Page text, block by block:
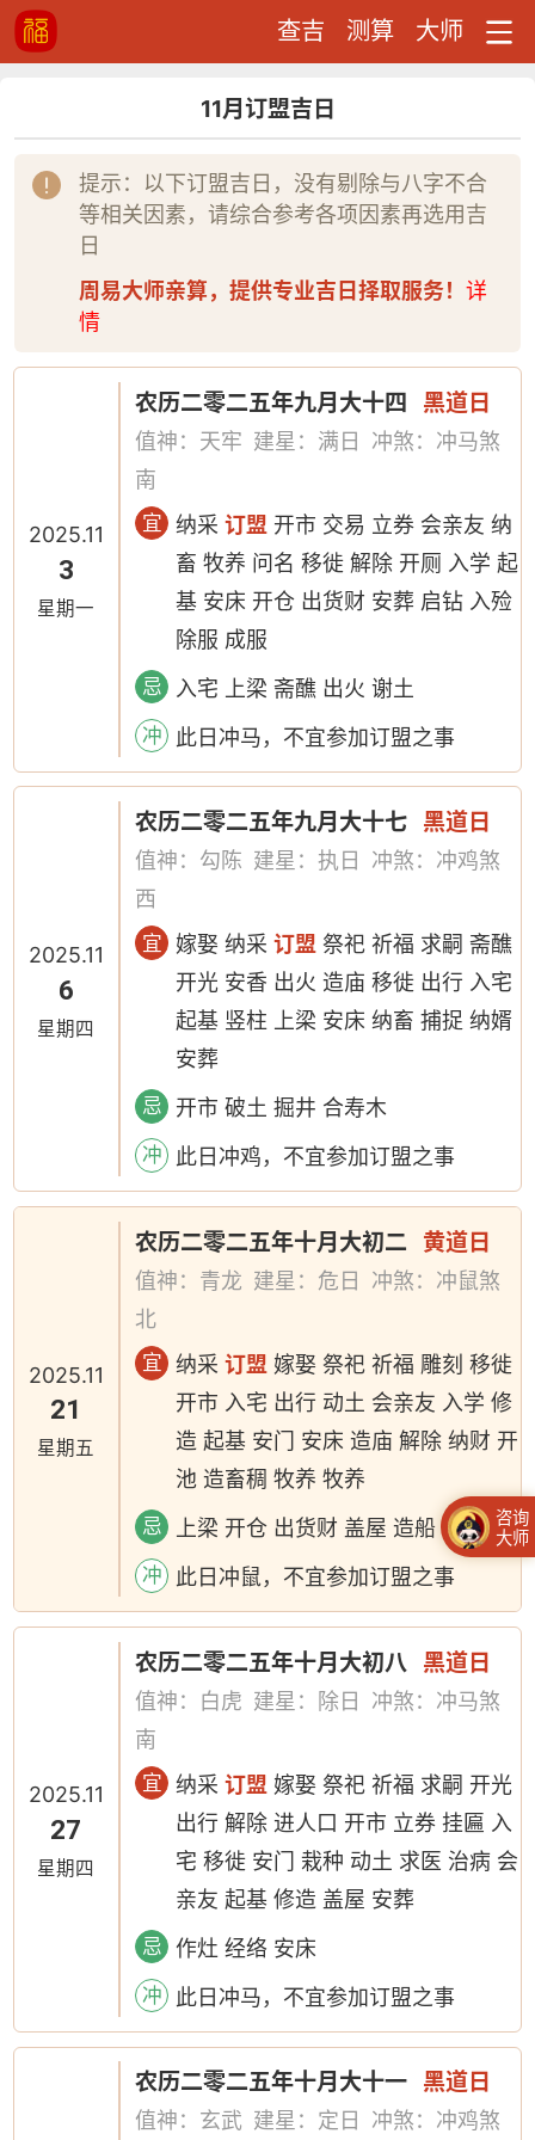
查吉 测算 大师
11月订盟吉日
提示：以下订盟吉日，没有剔除与八字不合
等相关因素，请综合参考各项因素再选用吉
日
周易大师亲算，提供专业吉日择取服务！ 详
情
2025.11
3
星期一
农历二零二五年九月大十四 黑道日
值神：天牢 建星：满日
冲煞：冲马煞
南
宜 纳采订盟 开市 交易 立券 会亲友 纳
畜 牧养 问名 移徙 解除 开厕 入学 起
基 安床 开仓 出货财 安葬 启钻 入殓
除服 成服
忌 入宅 上梁 斋醮 出火 谢土
冲 此日冲马，不宜参加订盟之事
2025.11
6
星期四
农历二零二五年九月大十七 黑道日
值神：勾陈 建星：执日
冲煞：冲鸡煞
西
宜 嫁娶 纳采订盟 祭祀 祈福 求嗣 斋醮
开光 安香 出火 造庙 移徙 出行 入宅
起基 竖柱 上梁 安床 纳畜 捕捉 纳婿
安葬
忌 开市 破土 掘井 合寿木
冲 此日冲鸡，不宜参加订盟之事
2025.11
21
星期五
农历二零二五年十月大初二 黄道日
值神：青龙 建星：危日
冲煞：冲鼠煞
北
宜 纳采订盟 嫁娶 祭祀 祈福 雕刻 移徙
开市 入宅 出行 动土 会亲友 入学 修
造 起基 安门 安床 造庙 解除 纳财 开
池 造畜稠 牧养 牧养
忌 上梁 开仓 出货财 盖屋 造船
冲 此日冲鼠，不宜参加订盟之事
2025.11
27
星期四
农历二零二五年十月大初八 黑道日
值神：白虎 建星：除日
冲煞：冲马煞
南
宜 纳采订盟 嫁娶 祭祀 祈福 求嗣 开光
出行 解除 进人口 开市 立券 挂匾 入
宅 移徙 安门 栽种 动土 求医 治病 会
亲友 起基 修造 盖屋 安葬
忌 作灶 经络 安床
冲 此日冲马，不宜参加订盟之事
农历二零二五年十月大十一 黑道日
值神：玄武 建星：定日 冲煞：冲鸡煞
咨询
大师